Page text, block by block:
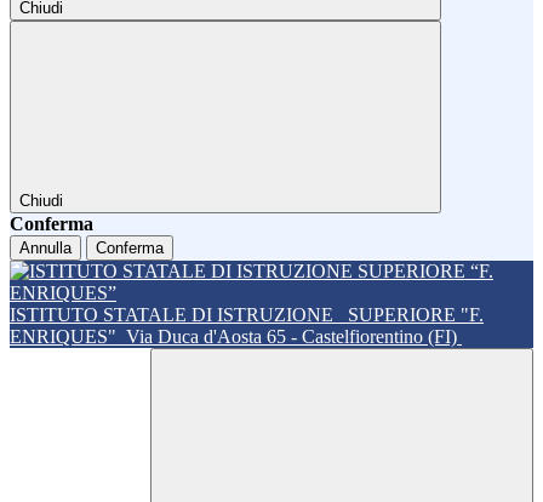
Chiudi
Chiudi
Conferma
Annulla Conferma
ISTITUTO STATALE DI ISTRUZIONE
SUPERIORE "F.
ENRIQUES" Via Duca d'Aosta 65 - Castelfiorentino (FI)